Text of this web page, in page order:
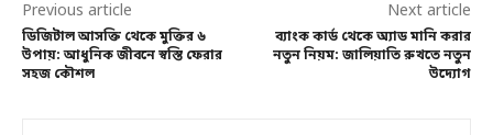
Previous article
ডিজিটাল আসক্তি থেকে মুক্তির ৬
উপায়: আধুনিক জীবনে স্বস্তি ফেরার
সহজ কৌশল
Next article
ব্যাংক কার্ড থেকে অ্যাড মানি করার
নতুন নিয়ম: জালিয়াতি রুখতে নতুন
উদ্যোগ